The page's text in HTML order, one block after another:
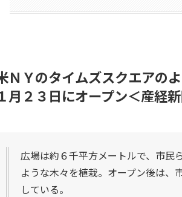
米ＮＹのタイムズスクエア
月２３日にオープン＜産経
広場は約６千平方メートルで、市民
ような木々を植栽。オープン後は、
している。